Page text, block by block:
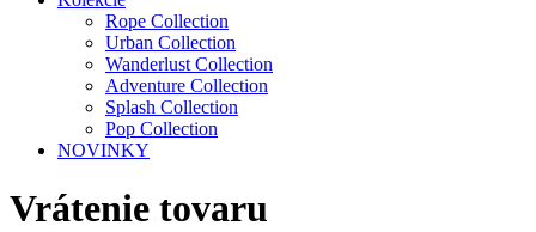
Rope Collection
Urban Collection
Wanderlust Collection
Adventure Collection
Splash Collection
Pop Collection
NOVINKY
Vrátenie tovaru